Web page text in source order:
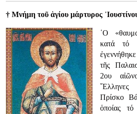
† Μνήμη τοῦ ἁγίου μάρτυρος
῾Ο
κατά τό
τῆς
2ου
Πρίσκο
ὁποίας